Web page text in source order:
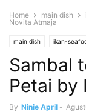
Home main dish
Novita Atmaja
main dish ikan-
Sambal
Petai by
By Ninie April -